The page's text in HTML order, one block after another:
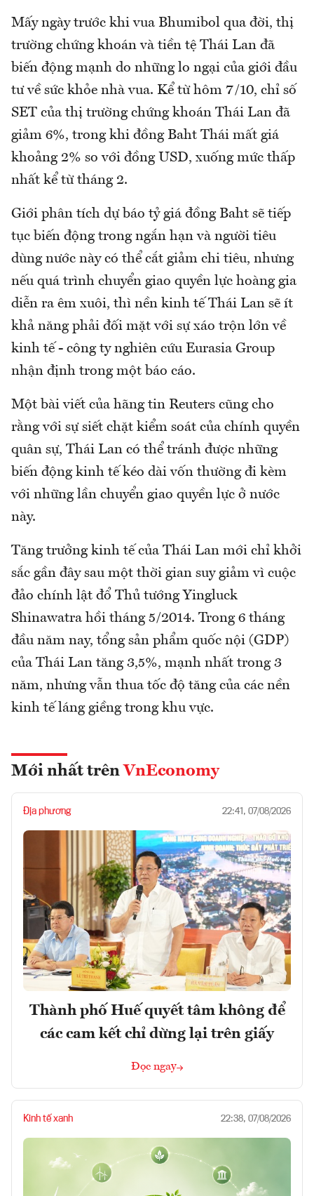
Mấy ngày trước khi vua Bhumibol qua đời, thị
trường chứng khoán và tiền tệ Thái Lan đã
biến động mạnh do những lo ngại của giới đầu
tư về sức khỏe nhà vua. Kể từ hôm 7/10, chỉ số
SET của thị trường chứng khoán Thái Lan đã
giảm 6%, trong khi đồng Baht Thái mất giá
khoảng 2% so với đồng USD, xuống mức thấp
nhất kể từ tháng 2.
Giới phân tích dự báo tỷ giá đồng Baht sẽ tiếp
tục biến động trong ngắn hạn và người tiêu
dùng nước này có thể cắt giảm chi tiêu, nhưng
nếu quá trình chuyển giao quyền lực hoàng gia
diễn ra êm xuôi, thì nền kinh tế Thái Lan sẽ ít
khả năng phải đối mặt với sự xáo trộn lớn về
kinh tế - công ty nghiên cứu Eurasia Group
nhận định trong một báo cáo.
Một bài viết của hãng tin Reuters cũng cho
rằng với sự siết chặt kiểm soát của chính quyền
quân sự, Thái Lan có thể tránh được những
biến động kinh tế kéo dài vốn thường đi kèm
với những lần chuyển giao quyền lực ở nước
này.
Tăng trưởng kinh tế của Thái Lan mới chỉ khởi
sắc gần đây sau một thời gian suy giảm vì cuộc
đảo chính lật đổ Thủ tướng Yingluck
Shinawatra hồi tháng 5/2014. Trong 6 tháng
đầu năm nay, tổng sản phẩm quốc nội (GDP)
của Thái Lan tăng 3,5%, mạnh nhất trong 3
năm, nhưng vẫn thua tốc độ tăng của các nền
kinh tế láng giềng trong khu vực.
Mới nhất trên VnEconomy
Địa phương 22:41, 07/08/2026
Thành phố Huế quyết tâm không để
các cam kết chỉ dừng lại trên giấy
Đọc ngay
Kinh tế xanh 22:38, 07/08/2026